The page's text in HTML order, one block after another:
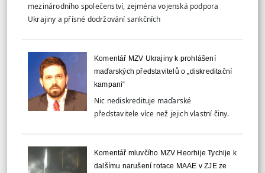
mezinárodního společenství, zejména vojenská podpora
Ukrajiny a přísné dodržování sankčních
Komentář MZV Ukrajiny k prohlášení
maďarských představitelů o „diskreditační
kampani“
Nic nediskredituje maďarské
představitele více než jejich vlastní činy.
Komentář mluvčího MZV Heorhije Tychije k
dalšímu narušení rotace MAAE v ZJE ze